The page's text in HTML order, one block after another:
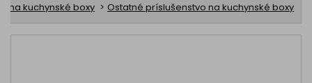
na kuchynské boxy Ostatné príslušenstvo na kuchynské boxy